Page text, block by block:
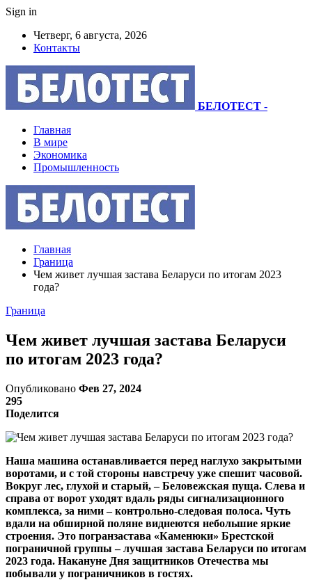
Sign in
Четверг, 6 августа, 2026
Контакты
БЕЛОТЕСТ -
Главная
В мире
Экономика
Промышленность
Главная
Граница
Чем живет лучшая застава Беларуси по итогам 2023
года?
Граница
Чем живет лучшая застава Беларуси
по итогам 2023 года?
Опубликовано Фев 27, 2024
295
Поделится
Наша машина останавливается перед наглухо закрытыми
воротами, и с той стороны навстречу уже спешит часовой.
Вокруг лес, глухой и старый, – Беловежская пуща. Слева и
справа от ворот уходят вдаль ряды сигнализационного
комплекса, за ними – контрольно-следовая полоса. Чуть
вдали на обширной поляне виднеются небольшие яркие
строения. Это погранзастава «Каменюки» Брестской
пограничной группы – лучшая застава Беларуси по итогам
2023 года. Накануне Дня защитников Отечества мы
побывали у пограничников в гостях.